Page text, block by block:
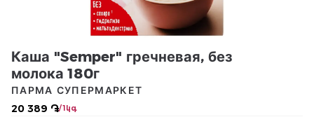
Каша "Semper" гречневая, без
молока 180г
20 389 ֏/ 1կգ
ПАРМА СУПЕРМАРКЕТ